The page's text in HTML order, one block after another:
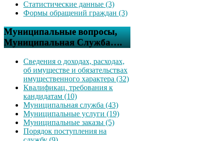
Статистические данные (3)
Формы обращений граждан (3)
Муниципальные вопросы,
Муниципальная Служба….
Сведения о доходах, расходах,
об имуществе и обязательствах
имущественного характера (32)
Квалификац. требования к
кандидатам (10)
Муниципальная служба (43)
Муниципальные услуги (19)
Муниципальные заказы (5)
Порядок поступления на